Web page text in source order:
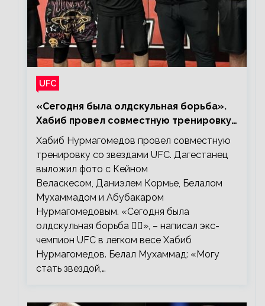
UFC
«Сегодня была олдскульная борьба».
Хабиб провел совместную тренировку
со звездами UFC
Хабиб Нурмагомедов провел совместную
тренировку со звездами UFC. Дагестанец
выложил фото с Кейном
Веласкесом, Даниэлем Кормье, Белалом
Мухаммадом и Абубакаром
Нурмагомедовым. «Сегодня была
олдскульная борьба 🤼‍♂️», – написал экс-
чемпион UFC в легком весе Хабиб
Нурмагомедов. Белал Мухаммад: «Могу
стать звездой,…